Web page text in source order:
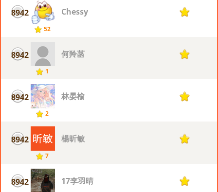
8942
52
Chessy 1
8942
1
何羚菡 1
8942
2
林晏榆 1
8942
7
楊昕敏 1
8942 17李羽晴 1